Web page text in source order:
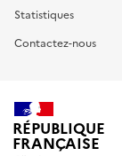
Statistiques
Contactez-nous
RÉPUBLIQUE
FRANÇAISE